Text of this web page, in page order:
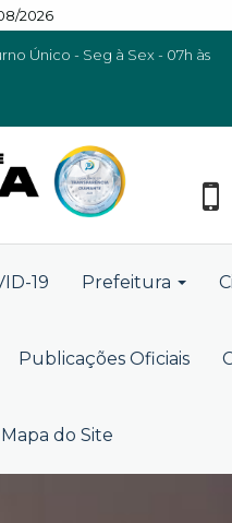
2026
Único - Seg à Sex - 07h às
19 Prefeitura
Publicações Oficiais
Mapa do Site